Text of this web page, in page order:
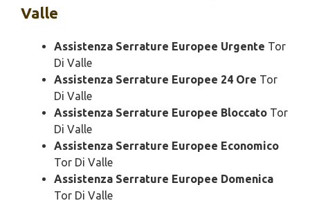
Valle
Assistenza Serrature Europee Urgente Tor
Di Valle
Assistenza Serrature Europee 24 Ore Tor
Di Valle
Assistenza Serrature Europee Bloccato Tor
Di Valle
Assistenza Serrature Europee Economico
Tor Di Valle
Assistenza Serrature Europee Domenica
Tor Di Valle